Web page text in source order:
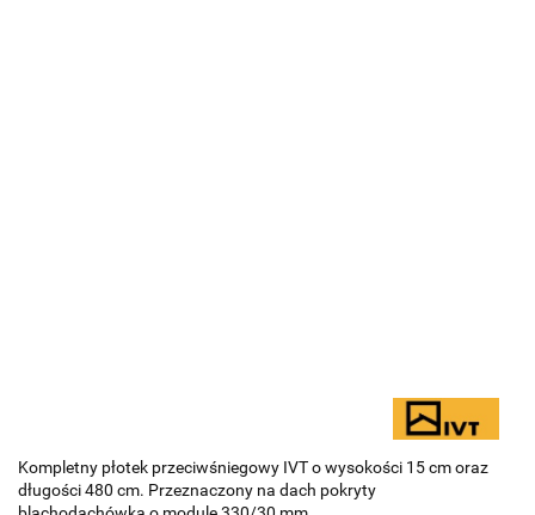
Kompletny płotek przeciwśniegowy IVT o wysokości 15 cm oraz
długości 480 cm. Przeznaczony na dach pokryty